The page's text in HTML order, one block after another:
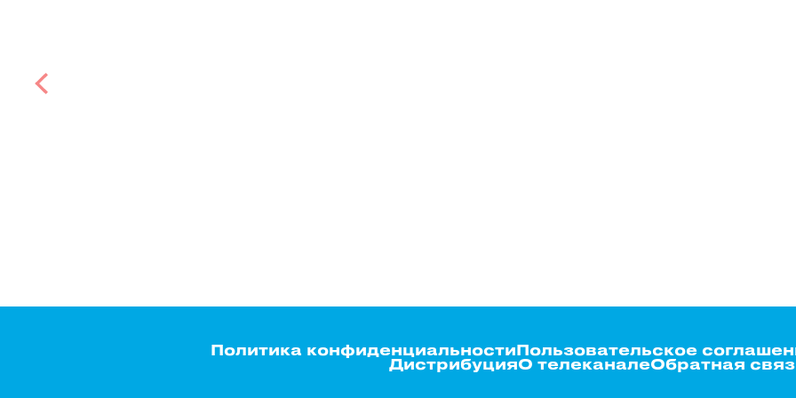
Политика конфиденциальностиПользовательское
ДистрибуцияО телеканалеОбратная